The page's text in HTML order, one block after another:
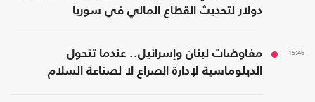
دولار لتحديث القطاع المالي في سوريا
15:46
مفاوضات لبنان وإسرائيل.. عندما تتحول
الدبلوماسية لإدارة الصراع لا لصناعة السلام